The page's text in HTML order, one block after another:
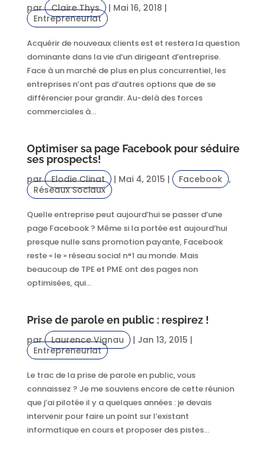
par Claire Thys | Mai 16, 2018 |
Entrepreneuriat
Acquérir de nouveaux clients est et restera la question
dominante dans la vie d’un dirigeant d’entreprise.
Face à un marché de plus en plus concurrentiel, les
entreprises n’ont pas d’autres options que de se
différencier pour grandir. Au-delà des forces
commerciales à...
Optimiser sa page Facebook pour séduire
ses prospects!
par Elodie Clinat | Mai 4, 2015 | Facebook ,
Réseaux Sociaux
Quelle entreprise peut aujourd’hui se passer d’une
page Facebook ? Même si la portée est aujourd’hui
presque nulle sans promotion payante, Facebook
reste « le » réseau social n°1 au monde. Mais
beaucoup de TPE et PME ont des pages non
optimisées, qui...
Prise de parole en public : respirez !
par Laurence Vignau | Jan 13, 2015 |
Entrepreneuriat
Le trac de la prise de parole en public, vous
connaissez ? Je me souviens encore de cette réunion
que j’ai pilotée il y a quelques années : je devais
intervenir pour faire un point sur l’existant
informatique en cours et proposer des pistes...